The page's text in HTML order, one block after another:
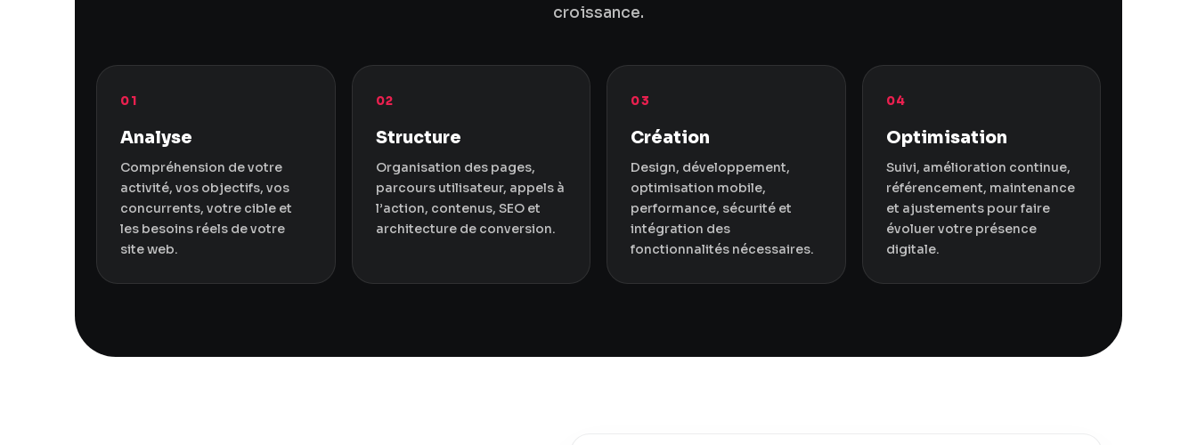
croissance.
01
Analyse
Compréhension de votre
activité, vos objectifs, vos
concurrents, votre cible et
les besoins réels de votre
site web.
02
Structure
Organisation des pages,
parcours utilisateur, appels à
l’action, contenus, SEO et
architecture de conversion.
03
Création
Design, développement,
optimisation mobile,
performance, sécurité et
intégration des
fonctionnalités nécessaires.
04
Optimisation
Suivi, amélioration continue,
référencement, maintenance
et ajustements pour faire
évoluer votre présence
digitale.